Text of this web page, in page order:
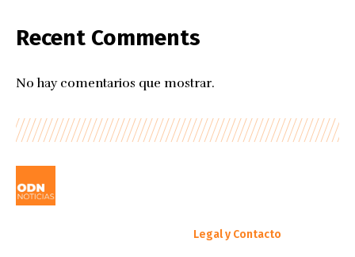
Recent Comments
No hay comentarios que mostrar.
Legal y Contacto